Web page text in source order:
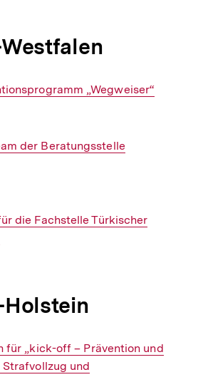
„Wegweiser“
der Beratungsstelle
die Fachstelle Türkischer
für „kick-off – Prävention und
und